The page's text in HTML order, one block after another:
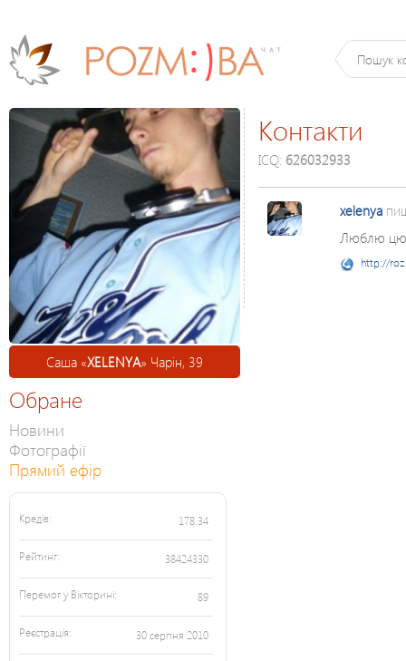
Саша «XELENYA» Чарін, 39
Обране
Новини
Фотографії
Прямий ефір
Кредів: 178.34
Рейтинг: 38424330
Перемог у Вікторині: 89
Реєстрація: 30 серпня 2010
Контакти
ICQ: 626032933
xelenya
Люблю цю
http://